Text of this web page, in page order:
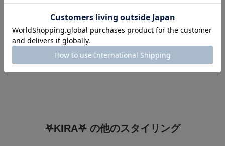
#ブルベ夏 #158cmコーデ #骨格ストレート #10代
𖤐KIRA𖤐 の他のスタイリング